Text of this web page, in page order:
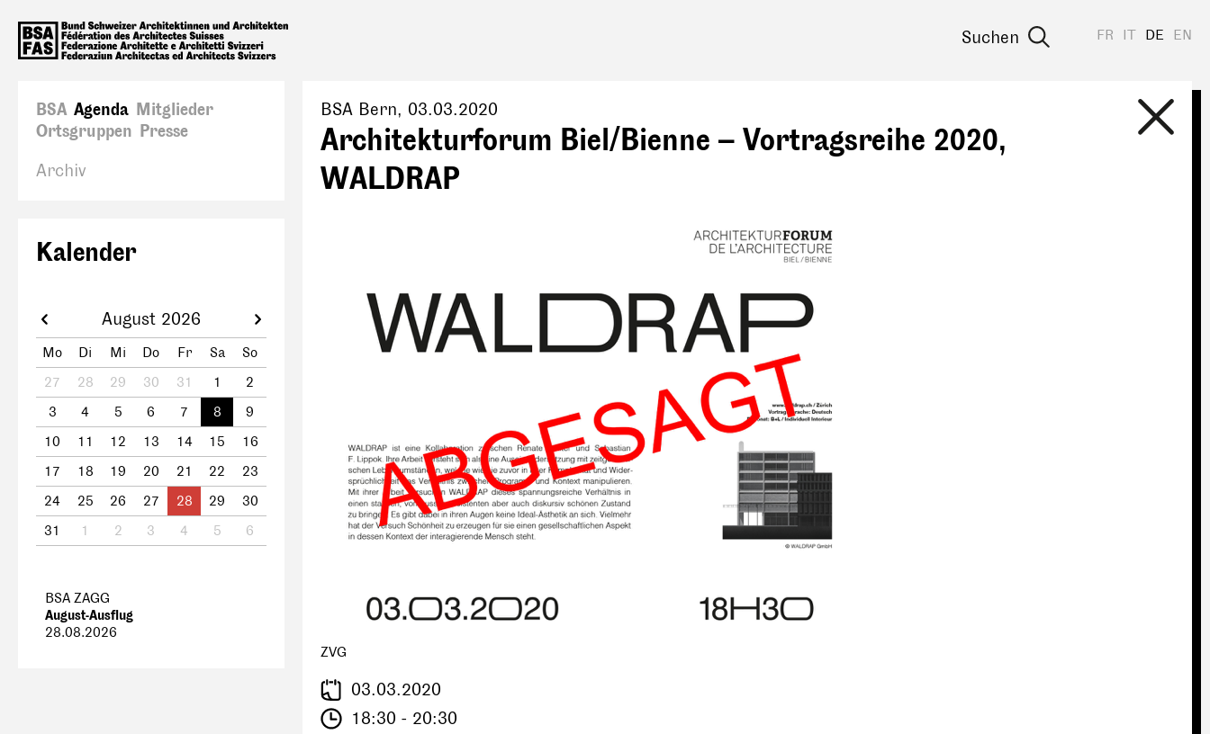
Suchen FR IT DE EN
BSA Agenda Mitglieder
Ortsgruppen Presse
Archiv
BSA Bern, 03.03.2020
Architekturforum Biel/Bienne – Vortragsreihe 2020,
WALDRAP
ZVG
03.03.2020
18:30 - 20:30
Kalender
August 2026
Mo Di Mi Do Fr Sa
So
27
28 29 30 31 1
2
3
4 5 6 7 8
9
10
11 12 13 14 15
16
17
18 19 20 21 22
23
24
25 26 27 28 29
30
31
1 2 3 4 5 6
BSA ZAGG
August-Ausflug
28.08.2026